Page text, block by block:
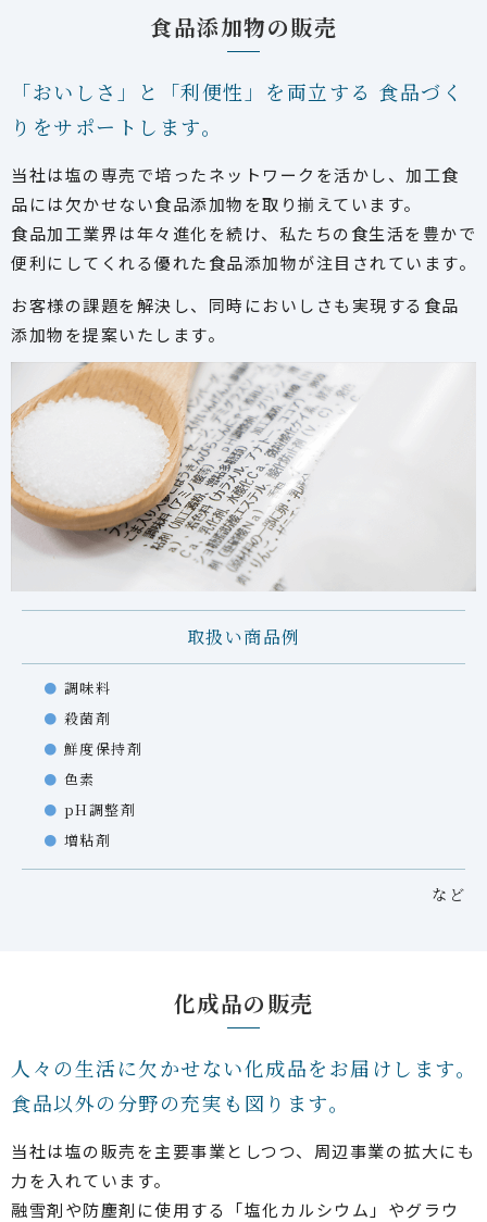
食品添加物の販売
「おいしさ」と「利便性」を両立する 食品づく
りをサポートします。
当社は塩の専売で培ったネットワークを活かし、加工食
品には欠かせない食品添加物を取り揃えています。
食品加工業界は年々進化を続け、私たちの食生活を豊かで
便利にしてくれる優れた食品添加物が注目されています。
お客様の課題を解決し、同時においしさも実現する食品
添加物を提案いたします。
取扱い商品例
調味料
殺菌剤
鮮度保持剤
色素
pH調整剤
増粘剤
など
化成品の販売
人々の生活に欠かせない化成品をお届けします。
食品以外の分野の充実も図ります。
当社は塩の販売を主要事業としつつ、周辺事業の拡大にも
力を入れています。
融雪剤や防塵剤に使用する「塩化カルシウム」やグラウ